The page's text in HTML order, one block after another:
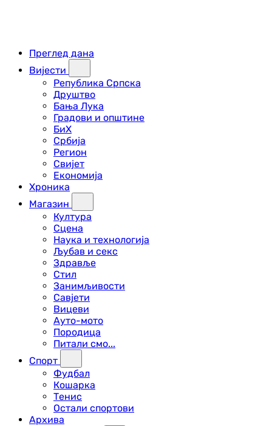
Преглед дана
Вијести
Република Српска
Друштво
Бања Лука
Градови и општине
БиХ
Србија
Регион
Свијет
Економија
Хроника
Магазин
Култура
Сцена
Наука и технологија
Љубав и секс
Здравље
Стил
Занимљивости
Савјети
Вицеви
Ауто-мото
Породица
Питали смо...
Спорт
Фудбал
Кошарка
Тенис
Остали спортови
Архива